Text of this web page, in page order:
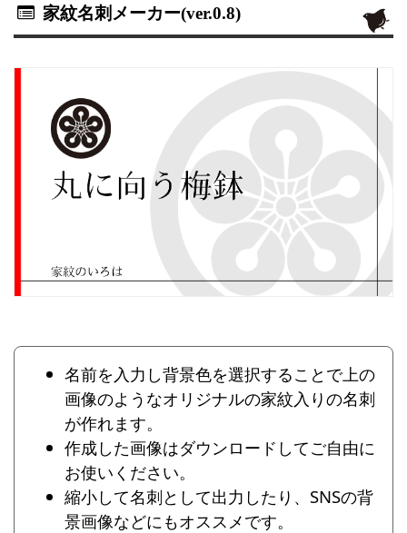
家紋名刺メーカー(ver.0.8)
名前を入力し背景色を選択することで上の
画像のようなオリジナルの家紋入りの名刺
が作れます。
作成した画像はダウンロードしてご自由に
お使いください。
縮小して名刺として出力したり、SNSの背
景画像などにもオススメです。